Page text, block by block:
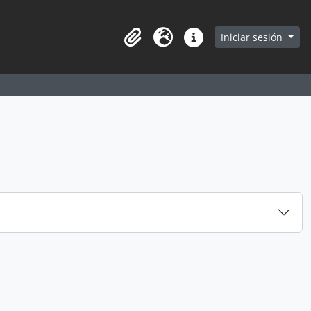
in browse page
Portapapeles
Idioma Enlaces rápidos
Iniciar sesión